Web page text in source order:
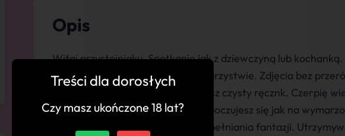
Opis
Witaj przystojniaku, Spotkanie jak z dziewczyną lub kochanką.
erotyczne spotkanie w moim towarzystwie. Zdjęcia bez
ukrycia :) U mnie zawsze dostaniesz czysty ręcznk. Czerpię
spotkań. Spędzając czas ze mną, poczujesz się jak na
mistrzynią w sztuce uwodzenia i spełniania fantazji.
Treści dla dorosłych
Czy masz ukończone 18 lat?